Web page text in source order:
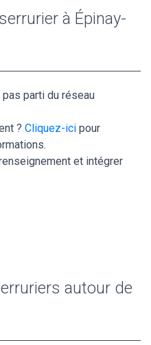
à Épinay-
parti du réseau
? Cliquez-ici pour
et intégrer
autour de